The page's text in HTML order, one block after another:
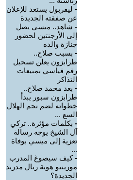
- ليفربول يستعد للإعلان
عن صفقته الجديدة
- شاهد.. ميسي يصل
إلى الأرجنتين لحضور
جنازة والده
- بسبب صلاح..
طرابزون يعلن تسجيل
رقم قياسي بمبيعات
التذاكر
- بعد محمد صلاح..
طرابزون سبور يبدأ
خطواته لضم نجم الهلال
السع ...
- بكلمات مؤثرة.. تركي
آل الشيخ يوجه رسالة
تعزية إلى ميسي بوفاة
...
-كيف سيصوغ المدرب
مورينيو هوية ريال مدريد
الجديدة؟